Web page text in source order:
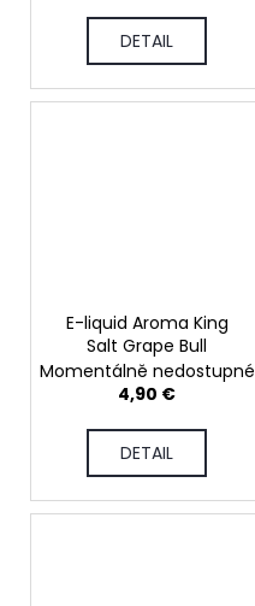
DETAIL
E-liquid Aroma King
Salt Grape Bull
Momentálně nedostupné
4,90 €
DETAIL